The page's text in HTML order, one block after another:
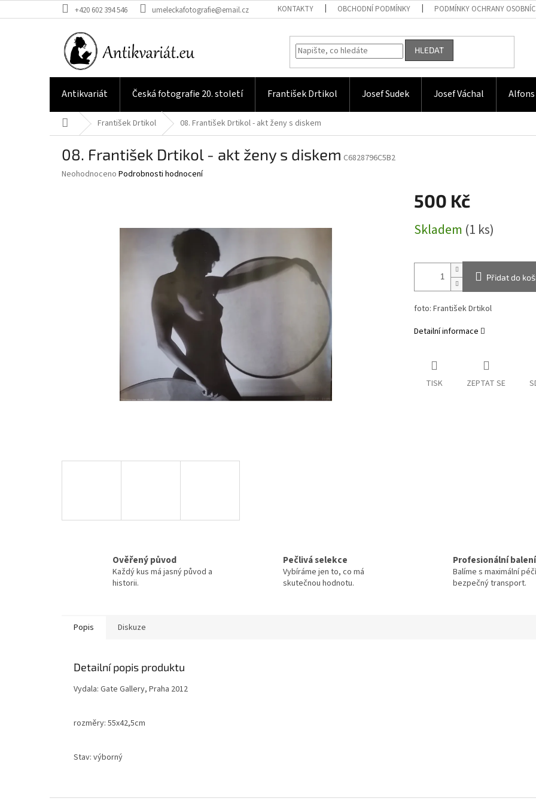
na
+420 602 394 546 umeleckafotografie@email.cz KONTAKTY OBCHODNÍ PODMÍNKY PODMÍNKY OCHRANY
HLEDAT
Antikvariát Česká fotografie 20. století František Drtikol Josef Sudek Josef Váchal Alfons
Domů František Drtikol 08. František Drtikol - akt ženy s diskem
08. František Drtikol - akt ženy s diskem C6828796C5B2
Průměrné
Neohodnoceno Podrobnosti hodnocení
500 Kč
cena:
Skladem (1 ks)
Přidat do
foto: František Drtikol
Detailní informace
TISK ZEPTAT SE
Ověřený původ
Každý kus má jasný původ a
historii.
Pečlivá selekce
Vybíráme jen to, co má
skutečnou hodnotu.
Profesionální balení
Balíme s maximální
bezpečný transport.
Popis Diskuze
Detailní popis produktu
Vydala: Gate Gallery, Praha 2012
rozměry: 55x42,5cm
Stav: výborný